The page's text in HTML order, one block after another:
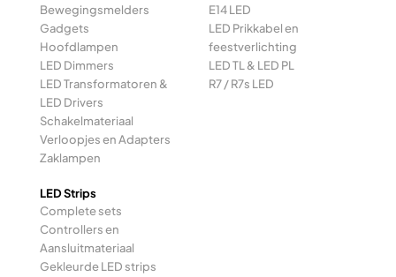
Bewegingsmelders
Gadgets
Hoofdlampen
LED Dimmers
LED Transformatoren &
LED Drivers
Schakelmateriaal
Verloopjes en Adapters
Zaklampen
E14 LED
LED Prikkabel en
feestverlichting
LED TL & LED PL
R7 / R7s LED
LED Strips
Complete sets
Controllers en
Aansluitmateriaal
Gekleurde LED strips